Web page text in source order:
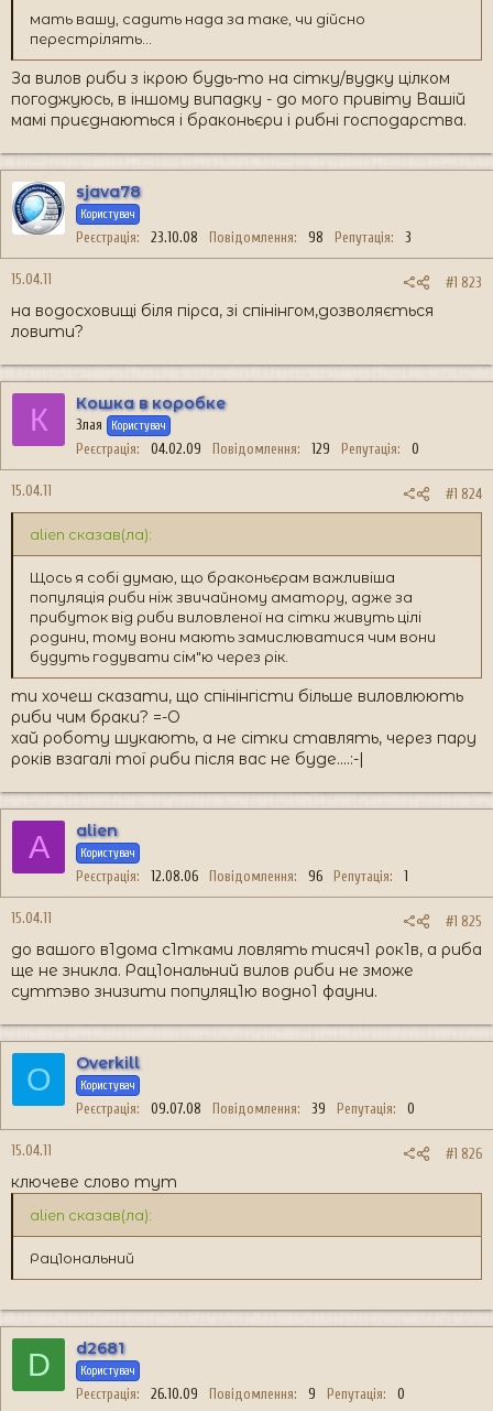
мать вашу, садить нада за таке, чи дійсно
перестрілять...
За вилов риби з ікрою будь-то на сітку/вудку цілком
погоджуюсь, в іншому випадку - до мого привіту Вашій
мамі приєднаються і браконьєри і рибні господарства.
sjava78
Користувач
Реєстрація 23.10.08 Повідомлення 98 Репутація 3
15.04.11 #1 823
на водосховищі біля пірса, зі спінінгом,дозволяється
ловити?
К Кошка в коробке
Злая Користувач
Реєстрація 04.02.09 Повідомлення 129 Репутація 0
15.04.11 #1 824
alien сказав(ла):
Щось я собі думаю, що браконьєрам важливіша
популяція риби ніж звичайному аматору, адже за
прибуток від риби виловленої на сітки живуть цілі
родини, тому вони мають замислюватися чим вони
будуть годувати сім"ю через рік.
ти хочеш сказати, що спінінгісти більше виловлюють
риби чим браки? =-O
хай роботу шукають, а не сітки ставлять, через пару
років взагалі тої риби після вас не буде....:-|
A alien
Користувач
Реєстрація 12.08.06 Повідомлення 96 Репутація 1
15.04.11 #1 825
до вашого в1дома с1тками ловлять тисяч1 рок1в, а риба
ще не зникла. Рац1ональний вилов риби не зможе
суттэво знизити популяц1ю водно1 фауни.
O Overkill
Користувач
Реєстрація 09.07.08 Повідомлення 39 Репутація 0
15.04.11 #1 826
ключеве слово тут
alien сказав(ла):
Рац1ональний
D d2681
Користувач
Реєстрація 26.10.09 Повідомлення 9 Репутація 0